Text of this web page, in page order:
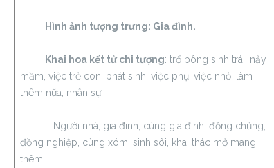
Hình ảnh tượng trưng: Gia đình.
Khai hoa kết tử chi tượng: trổ bông sinh trái, nảy
mầm, việc trẻ con, phát sinh, việc phụ, việc nhỏ, làm
thêm nữa, nhân sự.
Người nhà, gia đinh, cùng gia đình, đồng chủng,
đồng nghiệp, cùng xóm, sinh sôi, khai thác mở mang
thêm.